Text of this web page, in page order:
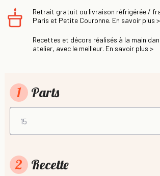
Retrait gratuit ou livraison réfrigérée /
Paris et Petite Couronne. En savoir plus >
Recettes et décors réalisés à la main
atelier, avec le meilleur. En savoir plus >
1 Parts
2 Recette